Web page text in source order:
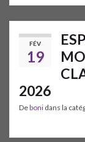
FÉV
19
2026
Deboni dans la